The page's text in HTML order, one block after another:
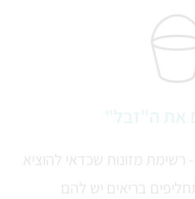
את ה"זבל"
רשימת מזונות שכדאי להוציא
בריאים יש להם